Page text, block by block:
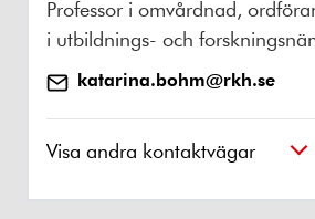
Professor i omvårdnad,
i utbildnings- och
katarina.bohm@rkh.se
Visa andra kontaktvägar